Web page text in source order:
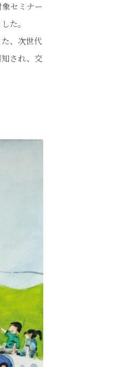
セミナー
た。
、次世代
され、交